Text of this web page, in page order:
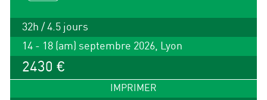
32h / 4.5 jours
14 - 18 (am) septembre 2026, Lyon
2430 €
IMPRIMER